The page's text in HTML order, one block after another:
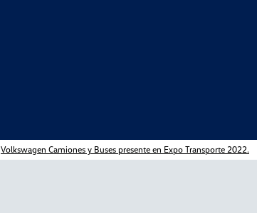
Volkswagen Camiones y Buses presente en Expo Transporte 2022.